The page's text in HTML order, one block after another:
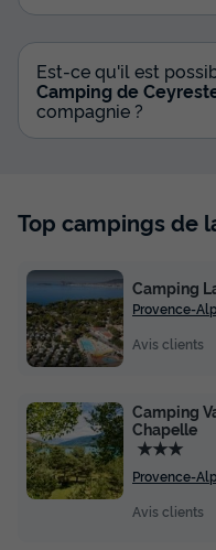
Est-ce qu'il est
Camping de
compagnie ?
Top campings de
Camping
Provence-
Avis clients
Camping
Chapelle
★★★
Provence-
Avis clients